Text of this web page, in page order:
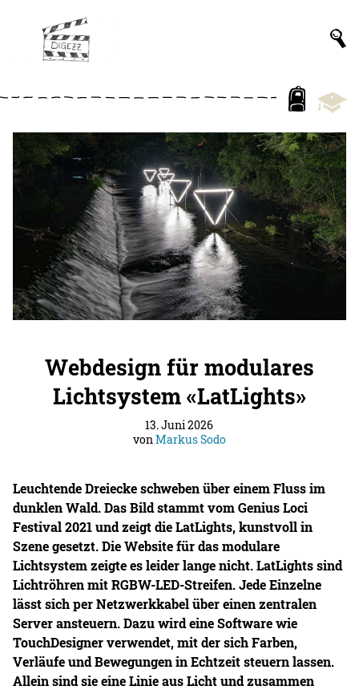
Webdesign für modulares
Lichtsystem «LatLights»
13. Juni 2026
vonMarkus Sodo
Leuchtende Dreiecke schweben über einem Fluss im
dunklen Wald. Das Bild stammt vom Genius Loci
Festival 2021 und zeigt die LatLights, kunstvoll in
Szene gesetzt. Die Website für das modulare
Lichtsystem zeigte es leider lange nicht. LatLights sind
Lichtröhren mit RGBW-LED-Streifen. Jede Einzelne
lässt sich per Netzwerkkabel über einen zentralen
Server ansteuern. Dazu wird eine Software wie
TouchDesigner verwendet, mit der sich Farben,
Verläufe und Bewegungen in Echtzeit steuern lassen.
Allein sind sie eine Linie aus Licht und zusammen